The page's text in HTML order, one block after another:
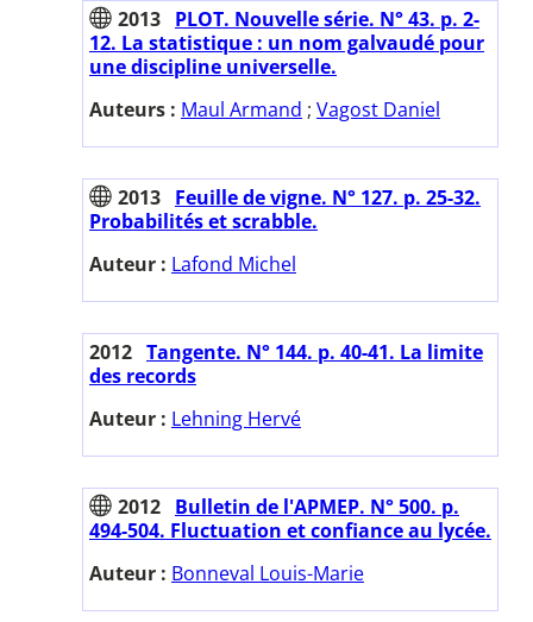
2013 PLOT. Nouvelle série. N° 43. p. 2-
12. La statistique : un nom galvaudé pour
une discipline universelle.
Auteurs : Maul Armand ; Vagost Daniel
2013 Feuille de vigne. N° 127. p. 25-32.
Probabilités et scrabble.
Auteur : Lafond Michel
2012 Tangente. N° 144. p. 40-41. La limite
des records
Auteur : Lehning Hervé
2012 Bulletin de l'APMEP. N° 500. p.
494-504. Fluctuation et confiance au lycée.
Auteur : Bonneval Louis-Marie